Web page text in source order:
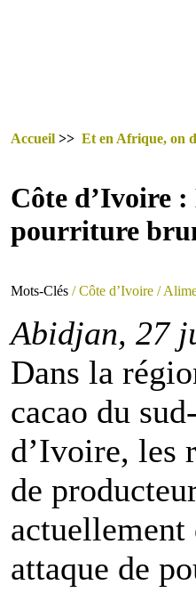
Accueil >> Et en Afrique, on
Côte d’Ivoire :
pourriture
Mots-Clés / Côte d’Ivoire /
Abidjan, 27
Dans la
cacao du
d’Ivoire, les
de
actuellement
attaque de